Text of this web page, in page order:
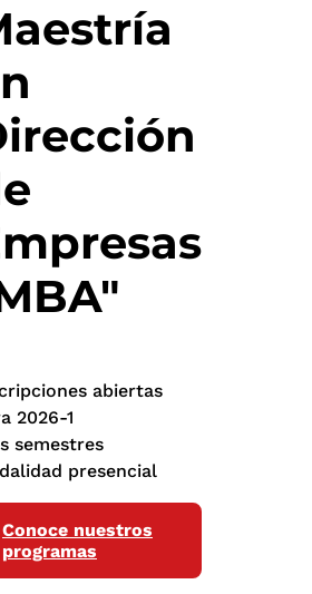
abiertas
2026-1
semestres
presencial
Conoce nuestros
programas